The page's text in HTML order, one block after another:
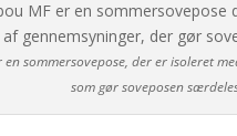
sommersovepose, der er isoleret
som gør soveposen